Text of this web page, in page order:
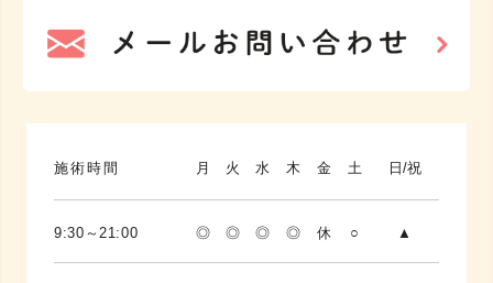
施術時間 月 火 水 木 金 土 日/祝
9:30～21:00 ◎ ◎ ◎ ◎ 休 ○ ▲